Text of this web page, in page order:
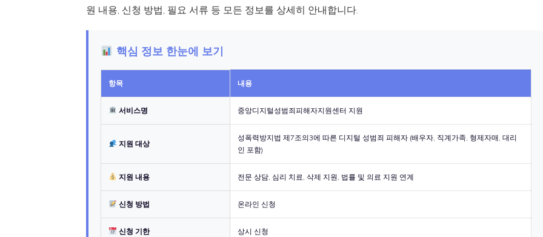
원 내용, 신청 방법, 필요 서류 등 모든 정보를 상세히 안내합니다.
핵심 정보 한눈에 보기
항목 내용
서비스명 중앙디지털성범죄피해자지원센터 지원
지원 대상
성폭력방지법 제7조의3에 따른 디지털 성범죄 피해자 (배우자, 직계가족, 형제자매, 대리
인 포함)
지원 내용 전문 상담, 심리 치료, 삭제 지원, 법률 및 의료 지원 연계
신청 방법 온라인 신청
신청 기한 상시 신청